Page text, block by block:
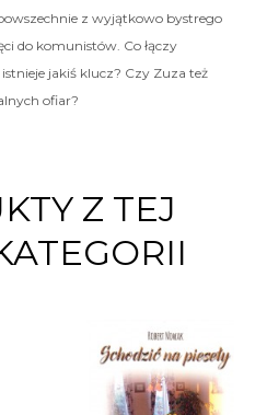
z wyjątkowo bystrego
do komunistów. Co łączy
jakiś klucz? Czy Zuza też
ofiar?
Z TEJ